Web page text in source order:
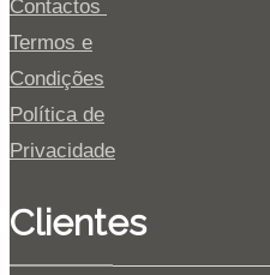
Contactos
Termos e
Condições
Política de
Privacidade
Clientes